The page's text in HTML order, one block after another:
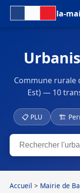
la-
Commune rurale
Est) — 10
📋 PLU 🏗
Accueil > Mairie de